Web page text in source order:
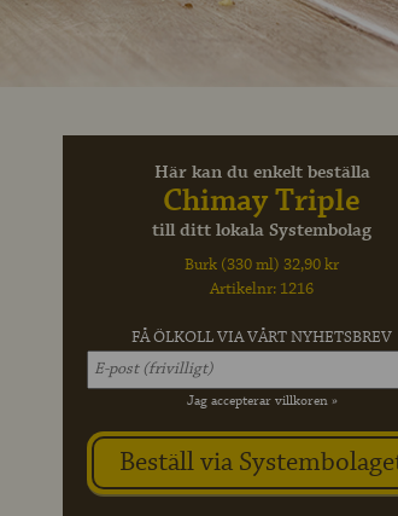
Här kan du enkelt beställa
Chimay Triple
till ditt lokala Systembolag
Burk (330 ml) 32,90 kr
Artikelnr: 1216
FÅ ÖLKOLL VIA VÅRT NYHETSBREV
Jag accepterar villkoren »